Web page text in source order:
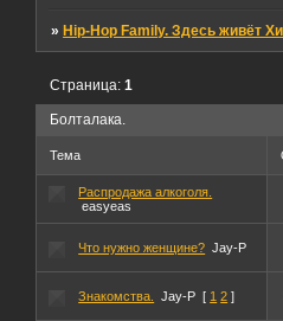
» Hip-Hop Family. Здесь живёт
Болталака.
Страница:1
Тема
Распродажа алкоголя.
easyeas
Что нужно женщине? Jay-P
Знакомства. Jay-P [ 1 2 ]